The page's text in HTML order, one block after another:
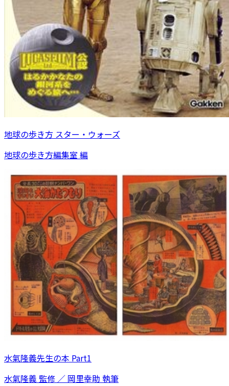
地球の歩き方 スター・ウォーズ
地球の歩き方編集室 編
水氣隆義先生の本 Part1
水氣隆義 監修 ／ 岡里幸助 執筆